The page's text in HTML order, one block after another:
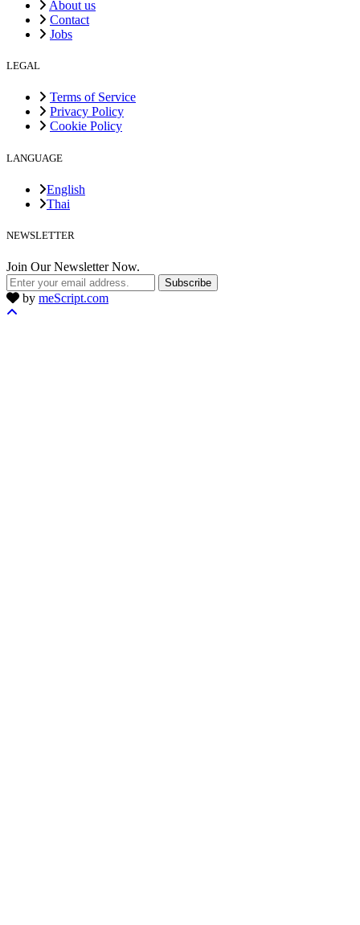
About us
Contact
Jobs
LEGAL
Terms of Service
Privacy Policy
Cookie Policy
LANGUAGE
English
Thai
NEWSLETTER
Join Our Newsletter Now.
Subscribe
by meScript.com